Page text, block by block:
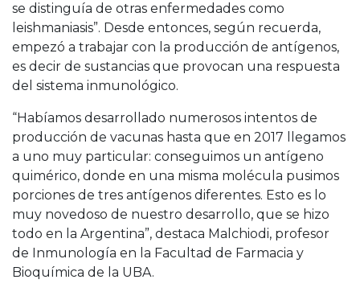
se distinguía de otras enfermedades como
leishmaniasis”. Desde entonces, según recuerda,
empezó a trabajar con la producción de antígenos,
es decir de sustancias que provocan una respuesta
del sistema inmunológico.
“Habíamos desarrollado numerosos intentos de
producción de vacunas hasta que en 2017 llegamos
a uno muy particular: conseguimos un antígeno
quimérico, donde en una misma molécula pusimos
porciones de tres antígenos diferentes. Esto es lo
muy novedoso de nuestro desarrollo, que se hizo
todo en la Argentina”, destaca Malchiodi, profesor
de Inmunología en la Facultad de Farmacia y
Bioquímica de la UBA.